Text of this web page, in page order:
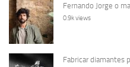
Fernando Jorge o
0.9k views
Fabricar diamantes